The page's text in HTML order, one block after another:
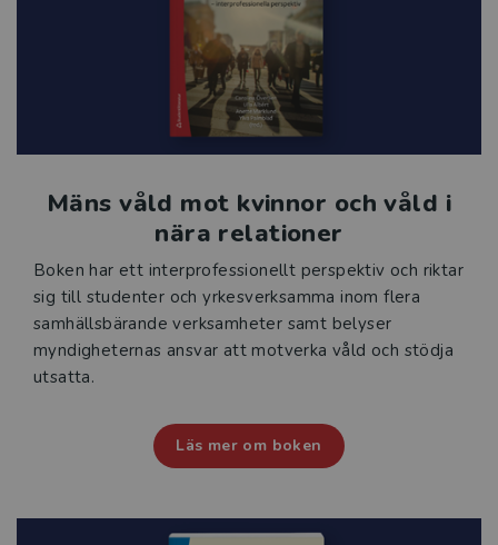
Mäns våld mot kvinnor och våld i
nära relationer
Boken har ett interprofessionellt perspektiv och riktar
sig till studenter och yrkesverksamma inom flera
samhällsbärande verksamheter samt belyser
myndigheternas ansvar att motverka våld och stödja
utsatta.
Läs mer om boken